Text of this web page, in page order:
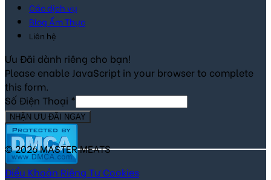
Các dịch vụ
Blog Ẩm Thực
Liên hệ
Ưu Đãi dành riêng cho bạn!
Please enable JavaScript in your browser to complete
this form.
Số Điện Thoại *
NHẬN ƯU ĐÃI NGAY
© 2026 MASTER MEATS
Điểu Khoản Riêng Tư Cookies